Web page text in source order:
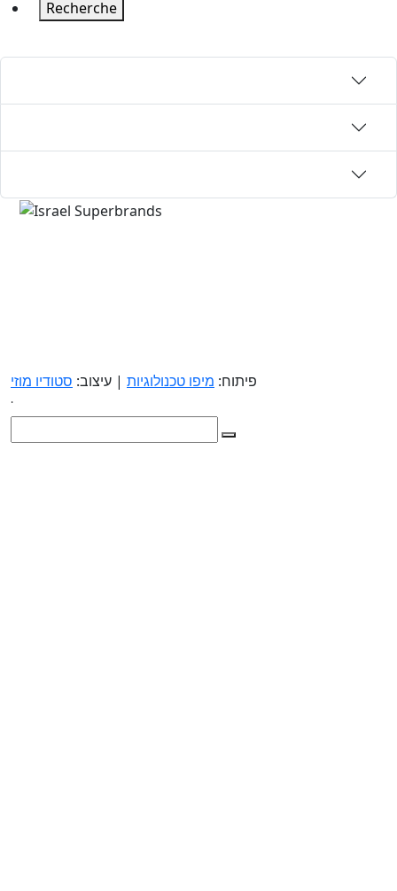
Recherche
פיתוח: מיפו טכנולוגיות | עיצוב: סטודיו מוזי
.